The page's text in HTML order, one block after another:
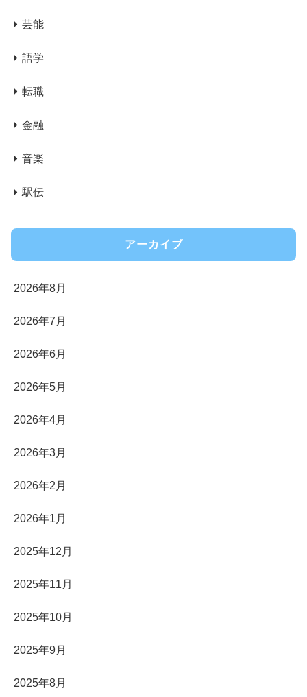
芸能
語学
転職
金融
音楽
駅伝
アーカイブ
2026年8月
2026年7月
2026年6月
2026年5月
2026年4月
2026年3月
2026年2月
2026年1月
2025年12月
2025年11月
2025年10月
2025年9月
2025年8月